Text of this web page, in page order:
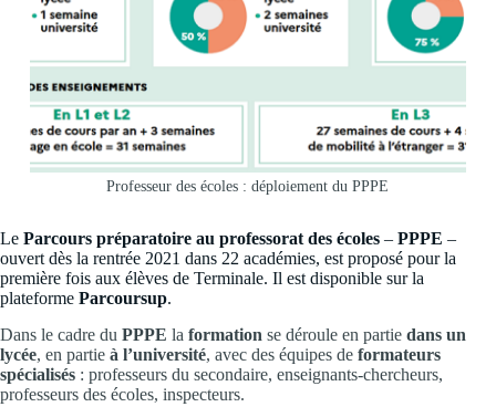
Professeur des écoles : déploiement du PPPE
Le Parcours préparatoire au professorat des écoles – PPPE –
ouvert dès la rentrée 2021 dans 22 académies, est proposé pour la
première fois aux élèves de Terminale. Il est disponible sur la
plateforme Parcoursup.
Dans le cadre du PPPE la formation se déroule en partie dans un
lycée, en partie à l’université, avec des équipes de formateurs
spécialisés : professeurs du secondaire, enseignants-chercheurs,
professeurs des écoles, inspecteurs.